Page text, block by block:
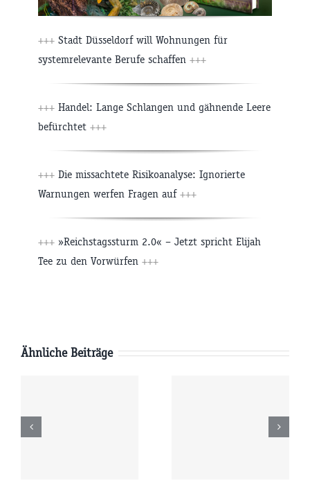
+++ Stadt Düsseldorf will Wohnungen für
systemrelevante Berufe schaffen +++
+++ Handel: Lange Schlangen und gähnende Leere
befürchtet +++
+++ Die missachtete Risikoanalyse: Ignorierte
Warnungen werfen Fragen auf +++
+++ »Reichstagssturm 2.0« – Jetzt spricht Elijah
Tee zu den Vorwürfen +++
Ähnliche Beiträge
Montag
03.08.2026